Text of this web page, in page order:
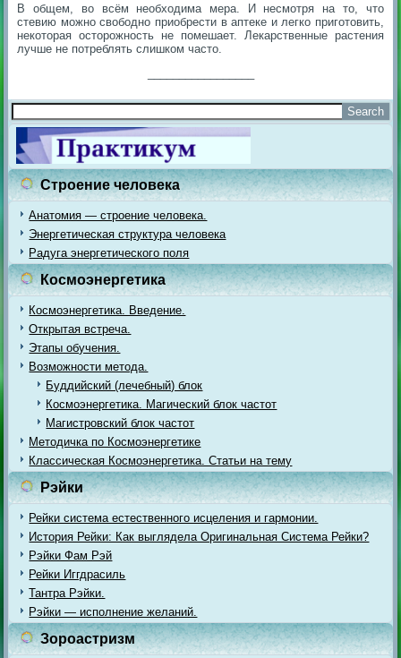
В общем, во всём необходима мера. И несмотря на то, что
стевию можно свободно приобрести в аптеке и легко приготовить,
некоторая осторожность не помешает. Лекарственные растения
лучше не потреблять слишком часто.
Строение человека
Анатомия — строение человека.
Энергетическая структура человека
Радуга энергетического поля
Космоэнергетика
Космоэнергетика. Введение.
Открытая встреча.
Этапы обучения.
Возможности метода.
Буддийский (лечебный) блок
Космоэнергетика. Магический блок частот
Магистровский блок частот
Методичка по Космоэнергетике
Классическая Космоэнергетика. Статьи на тему
Рэйки
Рейки система естественного исцеления и гармонии.
История Рейки: Как выглядела Оригинальная Система Рейки?
Рэйки Фам Рэй
Рейки Иггдрасиль
Тантра Рэйки.
Рэйки — исполнение желаний.
Зороастризм